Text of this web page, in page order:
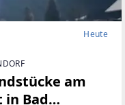
Heute
am
in Bad